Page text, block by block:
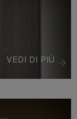
VEDI DI PIÙ